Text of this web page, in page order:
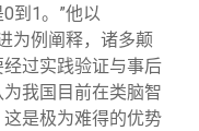
到1。”他以
为例阐释，诸多颠
过实践验证与事后
我国目前在类脑智
是极为难得的优势